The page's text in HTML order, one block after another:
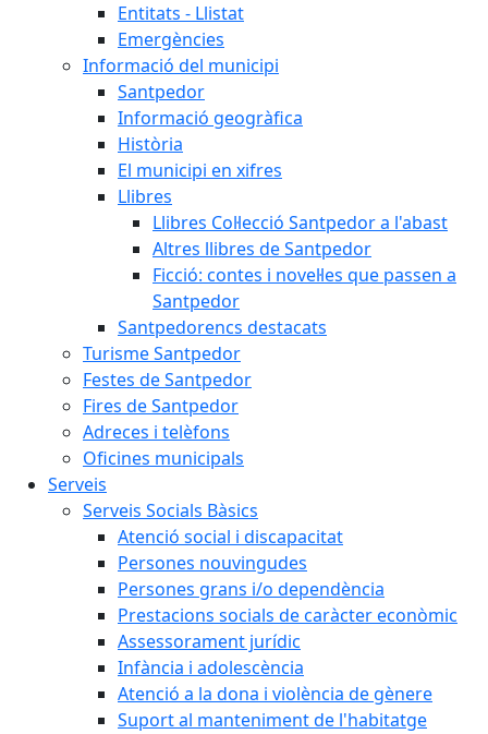
Entitats - Llistat
Emergències
Informació del municipi
Santpedor
Informació geogràfica
Història
El municipi en xifres
Llibres
Llibres Col·lecció Santpedor a l'abast
Altres llibres de Santpedor
Ficció: contes i novel·les que passen a
Santpedor
Santpedorencs destacats
Turisme Santpedor
Festes de Santpedor
Fires de Santpedor
Adreces i telèfons
Oficines municipals
Serveis
Serveis Socials Bàsics
Atenció social i discapacitat
Persones nouvingudes
Persones grans i/o dependència
Prestacions socials de caràcter econòmic
Assessorament jurídic
Infància i adolescència
Atenció a la dona i violència de gènere
Suport al manteniment de l'habitatge